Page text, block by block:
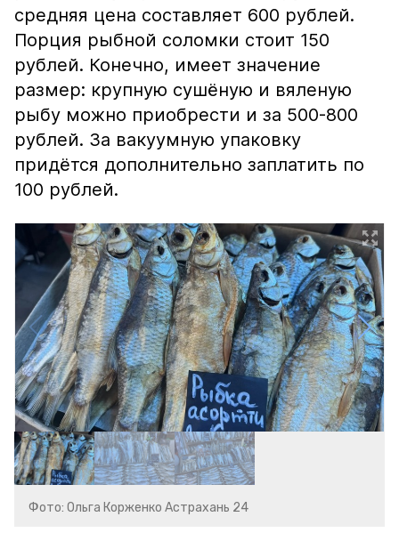
средняя цена составляет 600 рублей.
Порция рыбной соломки стоит 150
рублей. Конечно, имеет значение
размер: крупную сушёную и вяленую
рыбу можно приобрести и за 500-800
рублей. За вакуумную упаковку
придётся дополнительно заплатить по
100 рублей.
Фото: Ольга Корженко Астрахань 24